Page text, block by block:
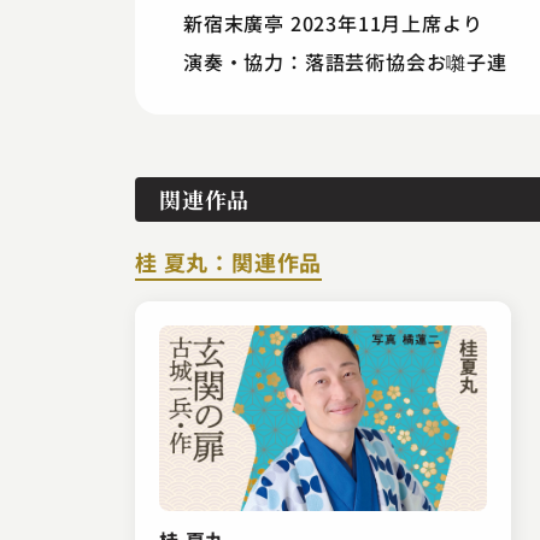
新宿末廣亭 2023年11月上席より
演奏・協力：落語芸術協会お囃子連
関連作品
桂 夏丸：関連作品